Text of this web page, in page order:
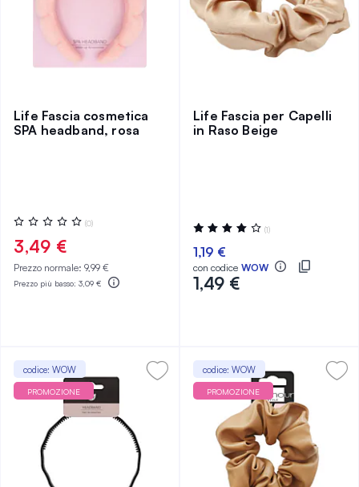
Life Fascia cosmetica
SPA headband, rosa
Valutazione:
0%
(0)
3,49 €
Prezzo normale: 9,99 €
Prezzo più basso: 3,09 €
Life Fascia per Capelli
in Raso Beige
Valutazione:
80%
(1)
1,19 €
con codice WOW
1,49 €
codice: WOW
PROMOZIONE
codice: WOW
PROMOZIONE